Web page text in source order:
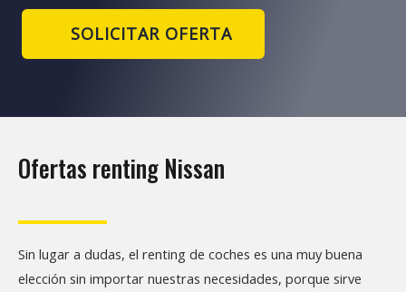
SOLICITAR OFERTA
Ofertas renting Nissan
Sin lugar a dudas, el renting de coches es una muy buena
elección sin importar nuestras necesidades, porque sirve